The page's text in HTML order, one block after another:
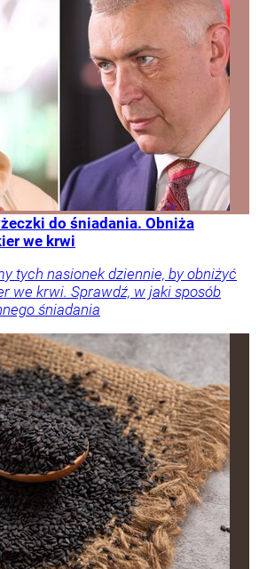
do śniadania. Obniża
we krwi
tych nasionek dziennie, by obniżyć
we krwi. Sprawdź, w jaki sposób
śniadania